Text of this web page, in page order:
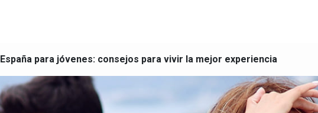
España para jóvenes: consejos para vivir la mejor experiencia